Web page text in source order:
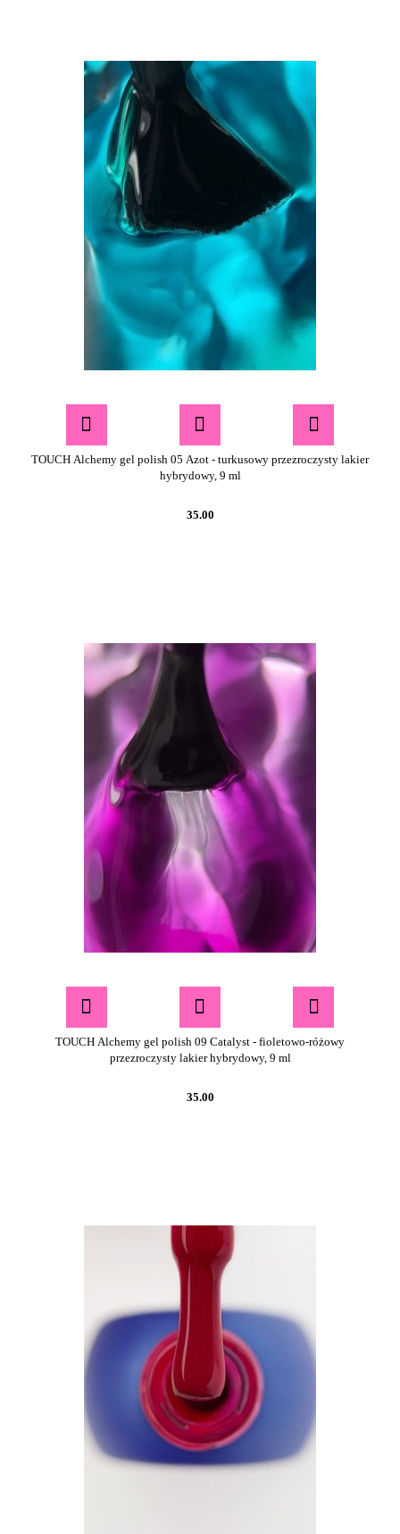
TOUCH Alchemy gel polish 05 Azot - turkusowy przezroczysty lakier
hybrydowy, 9 ml
35.00
TOUCH Alchemy gel polish 09 Catalyst - fioletowo-różowy
przezroczysty lakier hybrydowy, 9 ml
35.00